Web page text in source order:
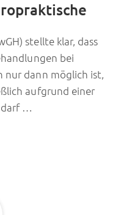
stellte klar, dass
bei
nur dann möglich ist,
aufgrund einer
…